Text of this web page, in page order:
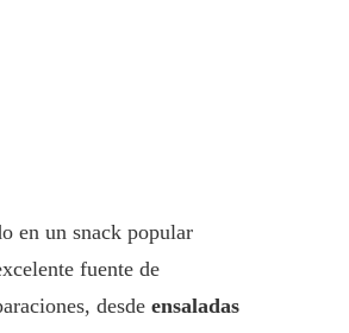
en un snack popular
fuente de
desde ensaladas